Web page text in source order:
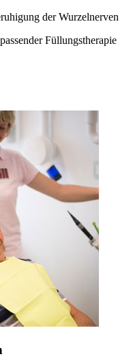
der Wurzelnerven
Füllungstherapie